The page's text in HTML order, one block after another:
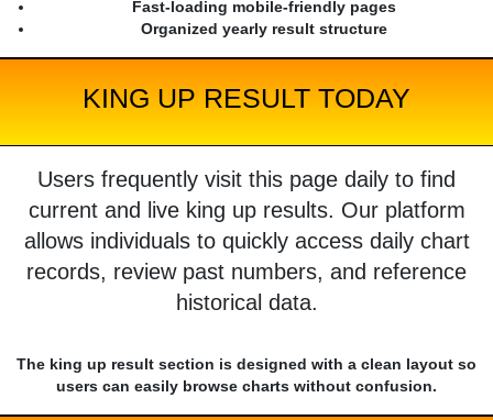
Fast-loading mobile-friendly pages
Organized yearly result structure
KING UP RESULT TODAY
Users frequently visit this page daily to find
current and live king up results. Our platform
allows individuals to quickly access daily chart
records, review past numbers, and reference
historical data.
The king up result section is designed with a clean layout so
users can easily browse charts without confusion.